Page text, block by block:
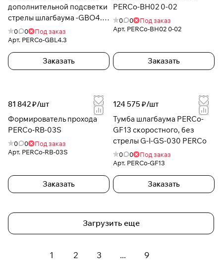
дополнительной подсветки
стрелы шлагбаума -GBO4.3
-GBL4.3
0 0
Под заказ
Арт. PERCo-GBL4.3
Заказать
PERCo-BH02 0-02
0 0
Под заказ
Арт. PERCo-BH02 0-02
Заказать
81 842 ₽/шт
Формирователь прохода
PERCo-RB-03S
0 0
Под заказ
Арт. PERCo-RB-03S
Заказать
124 575 ₽/шт
Тумба шлагбаума PERCo-
GF13 скоростного, без
стрелы G-I-GS-030 PERCo
0 0
Под заказ
Арт. PERCo-GF13
Заказать
Загрузить еще
1 2 3 ... 9